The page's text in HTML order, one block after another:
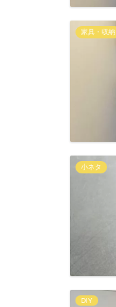
家具・収納
小ネタ
DIY